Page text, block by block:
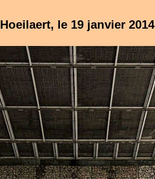
Hoeilaert, le 19 janvier 2014